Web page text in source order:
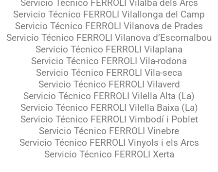
Servicio Técnico FERROLI Vilalba dels Arcs
Servicio Técnico FERROLI Vilallonga del Camp
Servicio Técnico FERROLI Vilanova de Prades
Servicio Técnico FERROLI Vilanova d’Escornalbou
Servicio Técnico FERROLI Vilaplana
Servicio Técnico FERROLI Vila-rodona
Servicio Técnico FERROLI Vila-seca
Servicio Técnico FERROLI Vilaverd
Servicio Técnico FERROLI Vilella Alta (La)
Servicio Técnico FERROLI Vilella Baixa (La)
Servicio Técnico FERROLI Vimbodí i Poblet
Servicio Técnico FERROLI Vinebre
Servicio Técnico FERROLI Vinyols i els Arcs
Servicio Técnico FERROLI Xerta